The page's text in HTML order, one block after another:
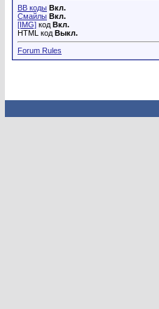
BB коды Вкл.
Смайлы Вкл.
[IMG] код Вкл.
HTML код Выкл.
Forum Rules